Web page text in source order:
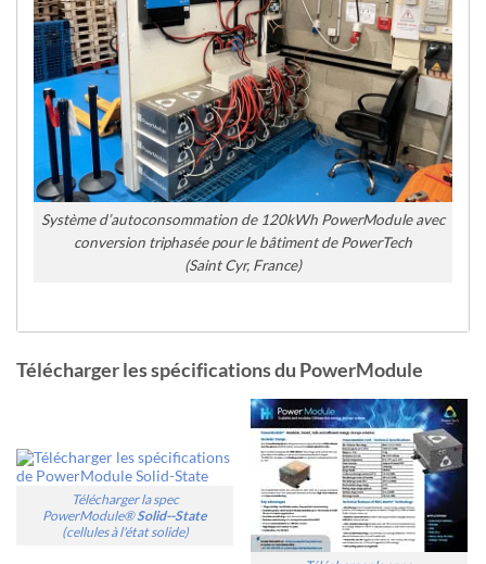
Système d’autoconsommation de 120kWh PowerModule avec
conversion triphasée pour le bâtiment de PowerTech
(Saint Cyr, France)
Télécharger les spécifications du PowerModule
Télécharger la spec
PowerModule®Solid--State
(cellules à l'état solide)